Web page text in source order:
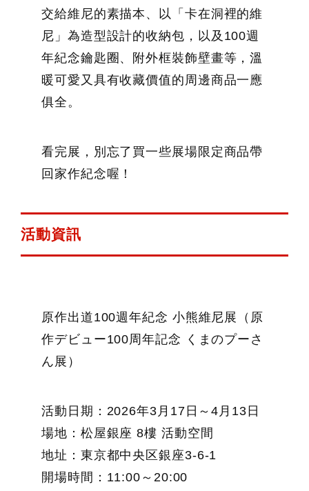
交給維尼的素描本、以「卡在洞裡的維
尼」為造型設計的收納包，以及100週
年紀念鑰匙圈、附外框裝飾壁畫等，溫
暖可愛又具有收藏價值的周邊商品一應
俱全。
看完展，別忘了買一些展場限定商品帶
回家作紀念喔！
活動資訊
原作出道100週年紀念 小熊維尼展（原
作デビュー100周年記念 くまのプーさ
ん展）
活動日期：2026年3月17日～4月13日
場地：松屋銀座 8樓 活動空間
地址：東京都中央区銀座3-6-1
開場時間：11:00～20:00